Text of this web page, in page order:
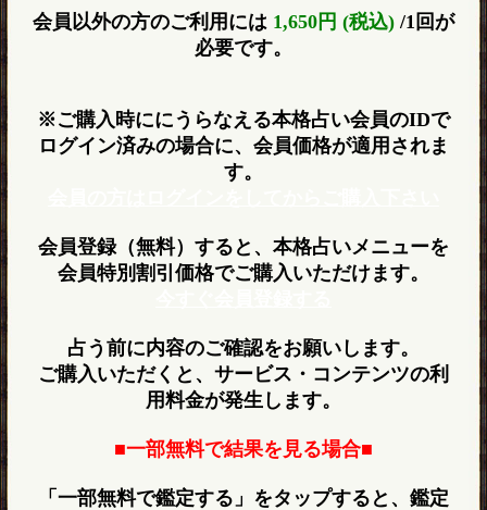
会員以外の方のご利用には 1,650円 (税込) /1回が
必要です。
※ご購入時ににうらなえる本格占い会員のIDで
ログイン済みの場合に、会員価格が適用されま
す。
会員登録（無料）すると、本格占いメニューを
会員特別割引価格でご購入いただけます。
占う前に内容のご確認をお願いします。
ご購入いただくと、サービス・コンテンツの利
用料金が発生します。
■一部無料で結果を見る場合■
「一部無料で鑑定する」をタップすると、鑑定